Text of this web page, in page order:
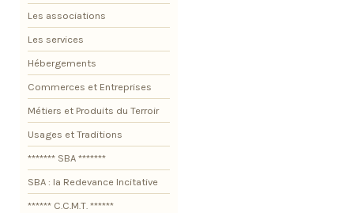
Les associations
Les services
Hébergements
Commerces et Entreprises
Métiers et Produits du Terroir
Usages et Traditions
******* SBA *******
SBA : la Redevance Incitative
****** C.C.M.T. ******